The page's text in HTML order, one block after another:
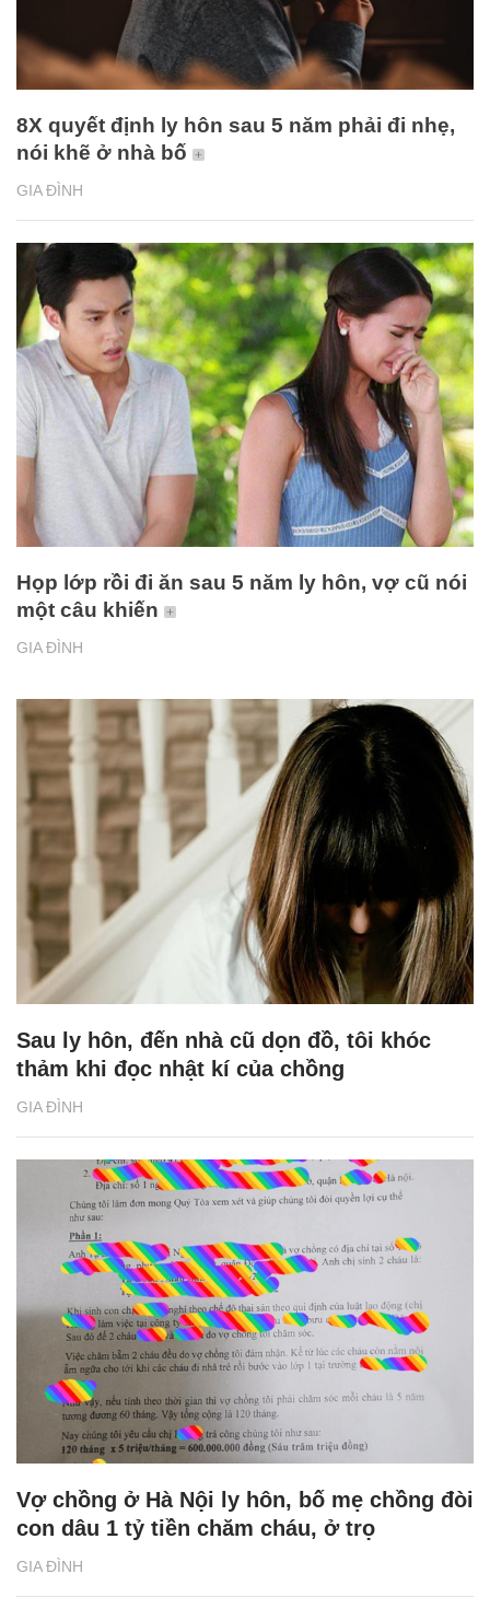
GIA ĐÌNH
8X quyết định ly hôn sau 5 năm phải đi nhẹ,
nói khẽ ở nhà bố
GIA ĐÌNH
Họp lớp rồi đi ăn sau 5 năm ly hôn, vợ cũ nói
một câu khiến
GIA ĐÌNH
Sau ly hôn, đến nhà cũ dọn đồ, tôi khóc
thảm khi đọc nhật kí của chồng
GIA ĐÌNH
Vợ chồng ở Hà Nội ly hôn, bố mẹ chồng đòi
con dâu 1 tỷ tiền chăm cháu, ở trọ